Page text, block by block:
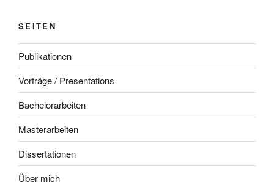
SEITEN
Publikationen
Vorträge / Presentations
Bachelorarbeiten
Masterarbeiten
Dissertationen
Über mich